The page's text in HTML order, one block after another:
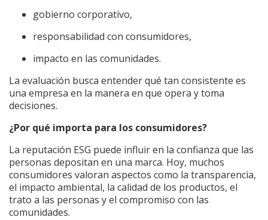
gobierno corporativo,
responsabilidad con consumidores,
impacto en las comunidades.
La evaluación busca entender qué tan consistente es
una empresa en la manera en que opera y toma
decisiones.
¿Por qué importa para los consumidores?
La reputación ESG puede influir en la confianza que las
personas depositan en una marca. Hoy, muchos
consumidores valoran aspectos como la transparencia,
el impacto ambiental, la calidad de los productos, el
trato a las personas y el compromiso con las
comunidades.